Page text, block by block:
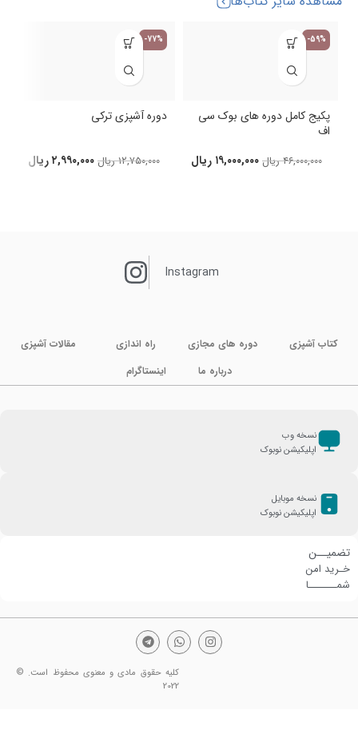
-59%
پکیج کامل دوره های بوک سی
اف
۴۶,۰۰۰,۰۰۰ ریال ۱۹,۰۰۰,۰۰۰ ریال
-77%
دوره آشپزی ترکی
۱۲,۷۵۰,۰۰۰ ریال ۲,۹۹۰,۰۰۰ریال
Instagram
کتاب آشپزی دوره های مجازی راه اندازی
مقالات آشپزی
درباره ما
اینستاگرام
نسخه وب
اپلیکیشن نوبوک
نسخه موبایل
اپلیکیشن نوبوک
تضمیــن
خـرید امن
شمـــــــا
کلیه حقوق مادی و معنوی محفوظ است. ©
2022